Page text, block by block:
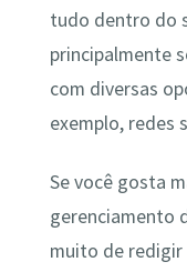
tudo dentro do
principalmente
com diversas
exemplo, redes
Se você gosta
gerenciamento
muito de redigir